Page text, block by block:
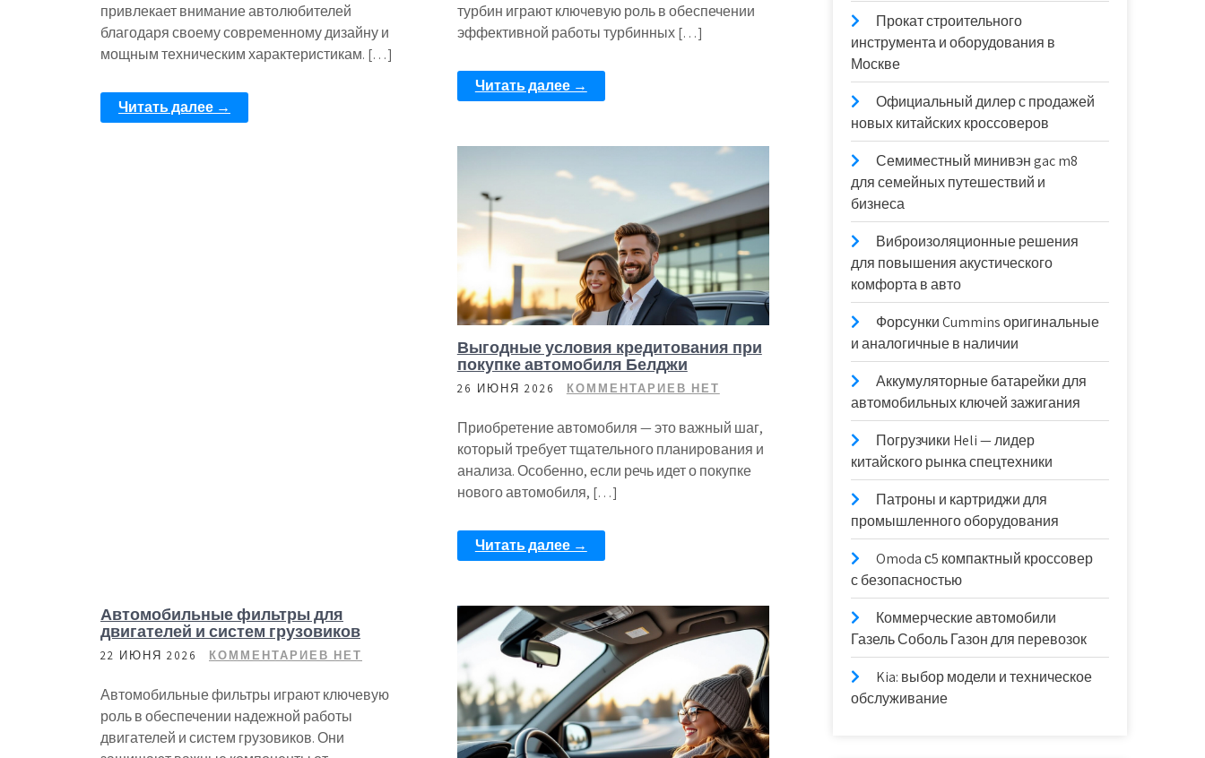
привлекает внимание автолюбителей
благодаря своему современному дизайну и
мощным техническим характеристикам. […]
Читать далее →
турбин играют ключевую роль в обеспечении
эффективной работы турбинных […]
Читать далее →
Выгодные условия кредитования при
покупке автомобиля Белджи
26 ИЮНЯ 2026 КОММЕНТАРИЕВ НЕТ
Приобретение автомобиля — это важный шаг,
который требует тщательного планирования и
анализа. Особенно, если речь идет о покупке
нового автомобиля, […]
Читать далее →
Автомобильные фильтры для
двигателей и систем грузовиков
22 ИЮНЯ 2026 КОММЕНТАРИЕВ НЕТ
Автомобильные фильтры играют ключевую
роль в обеспечении надежной работы
двигателей и систем грузовиков. Они
Прокат строительного
инструмента и оборудования в
Москве
Официальный дилер с продажей
новых китайских кроссоверов
Семиместный минивэн gac m8
для семейных путешествий и
бизнеса
Виброизоляционные решения
для повышения акустического
комфорта в авто
Форсунки Cummins оригинальные
и аналогичные в наличии
Аккумуляторные батарейки для
автомобильных ключей зажигания
Погрузчики Heli — лидер
китайского рынка спецтехники
Патроны и картриджи для
промышленного оборудования
Omoda с5 компактный кроссовер
с безопасностью
Коммерческие автомобили
Газель Соболь Газон для перевозок
Kia: выбор модели и техническое
обслуживание